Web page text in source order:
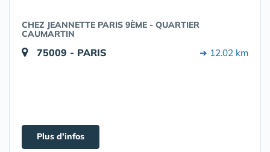
CHEZ JEANNETTE PARIS 9ÈME - QUARTIER
CAUMARTIN
75009 - PARIS ➔ 12.02 km
Plus d'infos